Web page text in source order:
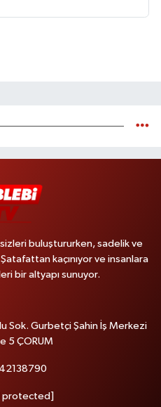
buluştururken, sadelik ve
kaçınıyor ve insanlara
bir altyapı sunuyor.
Sok. Gurbetçi Şahin İş Merkezi
5 ÇORUM
protected]